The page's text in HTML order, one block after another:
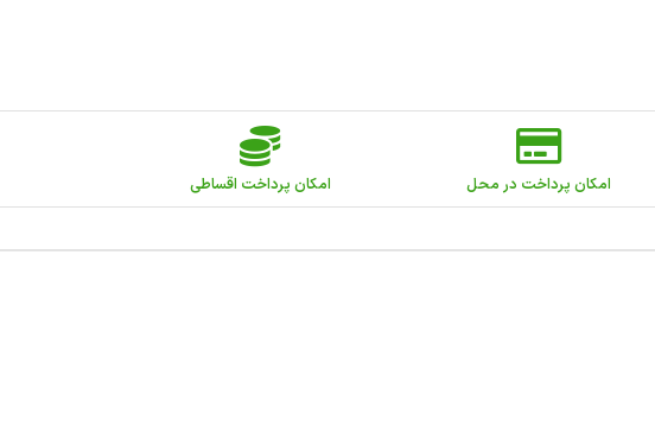
امکان پرداخت در محل امکان پرداخت اقساطی